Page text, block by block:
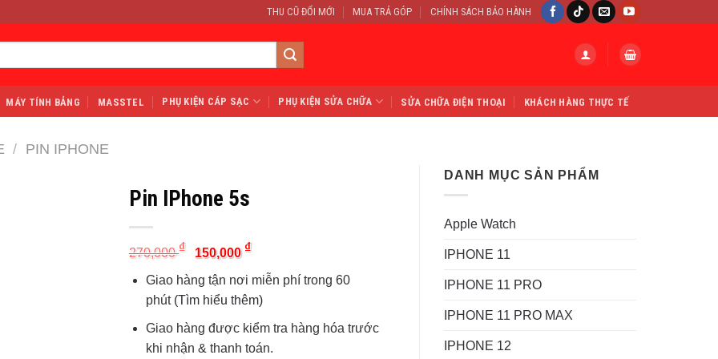
THU CŨ ĐỔI MỚI MUA TRẢ GÓP CHÍNH SÁCH BẢO HÀNH
MÁY TÍNH BẢNG MASSTEL PHỤ KIỆN CÁP SẠC PHỤ KIỆN SỬA CHỮA SỬA CHỮA ĐIỆN THOẠI KHÁCH HÀNG THỰC TẾ
/ PIN IPHONE
DANH MỤC SẢN PHẨM
Apple Watch
IPHONE 11
IPHONE 11 PRO
IPHONE 11 PRO MAX
IPHONE 12
Pin IPhone 5s
270,000₫
Original
price
was:
270,000 ₫.
150,000 ₫Current
is:
150,000 ₫.
Giao hàng tận nơi miễn phí trong 60
phút (Tìm hiểu thêm)
Giao hàng được kiểm tra hàng hóa trước
khi nhận & thanh toán.